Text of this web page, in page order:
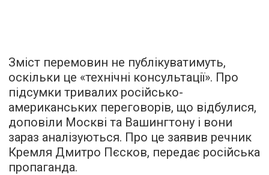
Зміст перемовин не публікуватимуть,
оскільки це «технічні консультації». Про
підсумки тривалих російсько-
американських переговорів, що відбулися,
доповіли Москві та Вашингтону і вони
зараз аналізуються. Про це заявив речник
Кремля Дмитро Пєсков, передає російська
пропаганда.